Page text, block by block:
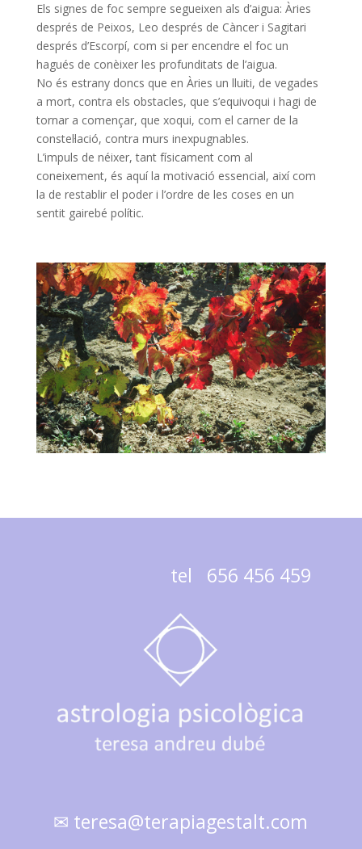
Els signes de foc sempre segueixen als d’aigua: Àries
després de Peixos, Leo després de Càncer i Sagitari
després d’Escorpí, com si per encendre el foc un
hagués de conèixer les profunditats de l’aigua.
No és estrany doncs que en Àries un lluiti, de vegades
a mort, contra els obstacles, que s’equivoqui i hagi de
tornar a començar, que xoqui, com el carner de la
constel·lació, contra murs inexpugnables.
L’impuls de néixer, tant físicament com al
coneixement, és aquí la motivació essencial, així com
la de restablir el poder i l’ordre de les coses en un
sentit gairebé polític.
tel 656 456 459
✉ teresa@terapiagestalt.com